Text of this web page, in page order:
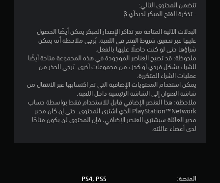
تتضمن المحتوى التالي:
- تذكرة الفتح المبكر لديدآي β
البدلات الآلية المتاحة مع تذاكر الإصدار المبكر يمكن أيضًا الحصول
عليها عبر تحقيق شروط الفتح في اللعبة. يُرجى ملاحظة أنه يمكن
شراؤها حتى لو كنت حاصلًا عليها بالفعل.
ملحوظة: قد تصبح العناصر الموجودة في هذه المجموعة متاحة أيضًا
للشراء بشكل فردي أو كجزء من مجموعات أخرى. يُرجى الحذر من
عمليات الشراء المتكررة.
يمكن استخدام المحتويات الإضافية التي تم اكتسابها عبر الانتقال من
شاشة العنوان إلى الشاشة الرئيسية داخل اللعبة.
ملاحظة: هذا العنصر الإضافي قابل للاستخدام فقط بواسطة حساب
PlayStation™Network الذي اشترى المحتوى. حتى إن كان مدير
مدير العائلة سيشتري العنصر الإضافي، فإن المحتوى لن يكون متاحًا
لدى أعضاء عائلته.
المنصة: PS4, PS5